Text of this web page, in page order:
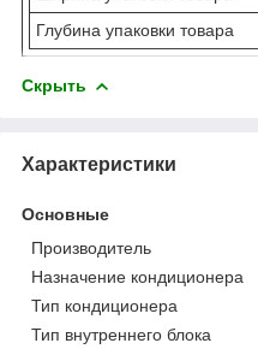
Глубина упаковки товара
Скрыть
Характеристики
Основные
Производитель
Назначение кондиционера
Тип кондиционера
Тип внутреннего блока